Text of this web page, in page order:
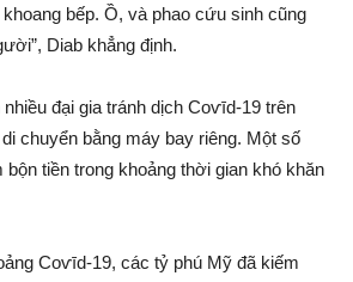
bếp. Ồ, và phao cứ‌u sin‌h cũng
Diab khẳng định.
đại gia tránh dịc‌h Coѵīd-19 trên
chuyển bằng máy bay riêng. Một số
tiền trong khoả‌ng thời gian khó khăn
Coѵīd-19, các tỷ phú Mỹ đã kiế‌m